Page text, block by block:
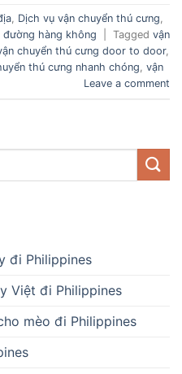
Dịch vụ vận chuyển thú cưng
đường hàng không
Tagged vận
chuyển thú cưng door to door,
thú cưng nhanh chóng vận
Leave a comment
đi Philippines
Việt đi Philippines
mèo đi Philippines